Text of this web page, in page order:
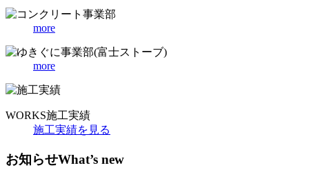
more
more
WORKS施工実績
施工実績を見る
お知らせWhat’s new